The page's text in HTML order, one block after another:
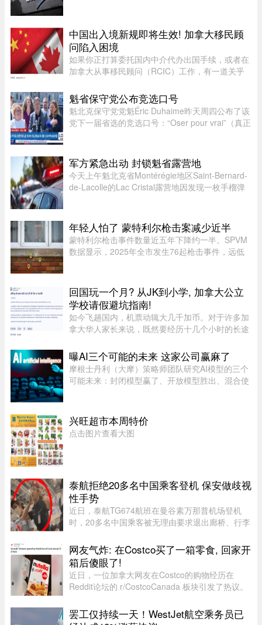
4%至12.3亿元，过去一年新增2 ...
中国出入境新规即将生效! 加拿大移民顾
问陷入困境
如果你正打算委托国内中介代办出国手续，或者在
加拿大从事移民顾问（RCIC）工作，有一道关乎
841 号——《国务院关于出境入境管理的规定》
——已于 2026 年 7 月 22 日 ...
魁省保守党公布竞选口号
魁北克保守党党魁Éric Duhaime昨天周四公布了该
党下一届省选的竞选口号：“Oser pour vrai”（真正
未来联盟（CAQ）、 ...
军方紧急出动 封锁魁省露营地
今天上午魁北克省Montérégie地区Saint-Bernard-
de-Lacolle的Lac Cristal露营地因发现一枚手榴弹
历史，目前对露营者没有 ...
年轻人怕了 蒙特利尔枪击案减少近半
蒙特利尔枪击事件数量近五年下降约一半。SPVM
数据显示，2025年全市发生76起枪击事件，远低
到持枪犯罪可能面临严厉刑罚， ...
回国玩一个月? 从JK到小学, 加拿大公立
学校请假避坑指南!
如今飞趟国内，机票动辄大几千加币。对于许多加
拿大华人家长来说，既然要经历十几个小时的长途
趁着孩子还小，请假回国待上一个月，让孩子好好
陪陪爷爷奶奶，成了不少 ...
曝AI三个可能的未来 这家公司赢麻了
摩根士丹利（大摩）策略师团队研究AI模型的三个
可能未来：封闭模型赢了、开放模型胜出、混合使
布的分析研究，指出AI市场 ...
兴旺超市本周特价
点击图片查看大图
泰航拒绝20多名中国乘客登机 保安做歧视
性手势
近日，泰航TG674航班在曼谷素万那普机场登机
时，20多名中国乘客被无理由要求退出廊桥、行李
常起飞，现场还发生了安保人员做出歧视性“拉眼
角”手势的争议。截至目前， ...
网友气炸: 在Costco买了一箱零食, 回家开
箱后傻眼了!
近日，一位加拿大网友在Costco的购物经历在
Reddit论坛的 r/CostcoCanada 板块引发了热议。
果回家一开箱，血压直接飙升——里面的零食居然
凭空消失了近三分之一！图片来 ...
罢工仅持续一天！WestJet航空乘务员已